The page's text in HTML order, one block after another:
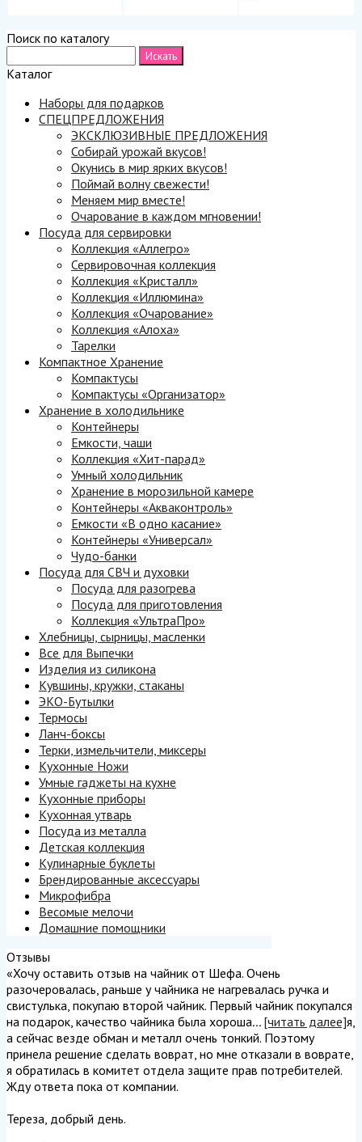
Поиск по каталогу
Каталог
Наборы для подарков
СПЕЦПРЕДЛОЖЕНИЯ
ЭКСКЛЮЗИВНЫЕ ПРЕДЛОЖЕНИЯ
Собирай урожай вкусов!
Окунись в мир ярких вкусов!
Поймай волну свежести!
Меняем мир вместе!
Очарование в каждом мгновении!
Посуда для сервировки
Коллекция «Аллегро»
Сервировочная коллекция
Коллекция «Кристалл»
Коллекция «Иллюмина»
Коллекция «Очарование»
Коллекция «Алоха»
Тарелки
Компактное Хранение
Компактусы
Компактусы «Организатор»
Хранение в холодильнике
Контейнеры
Емкости, чаши
Коллекция «Хит-парад»
Умный холодильник
Хранение в морозильной камере
Контейнеры «Акваконтроль»
Емкости «В одно касание»
Контейнеры «Универсал»
Чудо-банки
Посуда для СВЧ и духовки
Посуда для разогрева
Посуда для приготовления
Коллекция «УльтраПро»
Хлебницы, сырницы, масленки
Все для Выпечки
Изделия из силикона
Кувшины, кружки, стаканы
ЭКО-Бутылки
Термосы
Ланч-боксы
Терки, измельчители, миксеры
Кухонные Ножи
Умные гаджеты на кухне
Кухонные приборы
Кухонная утварь
Посуда из металла
Детская коллекция
Кулинарные буклеты
Брендированные аксессуары
Микрофибра
Весомые мелочи
Домашние помощники
Отзывы
«Хочу оставить отзыв на чайник от Шефа. Очень
разочеровалась, раньше у чайника не нагревалась ручка и
свистулька, покупаю второй чайник. Первый чайник покупался
на подарок, качество чайника была хороша... [читать далее]я,
а сейчас везде обман и металл очень тонкий. Поэтому
принела решение сделать воврат, но мне отказали в воврате,
я обратилась в комитет отдела защите прав потребителей.
Жду ответа пока от компании.
Тереза, добрый день.